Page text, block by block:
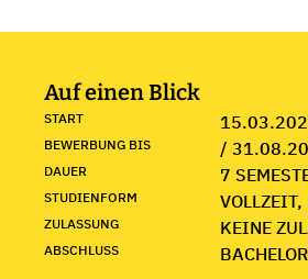
Auf einen Blick
START
BEWERBUNG BIS /
DAUER 7
STUDIENFORM
ZULASSUNG KEINE
ABSCHLUSS BACHELOR